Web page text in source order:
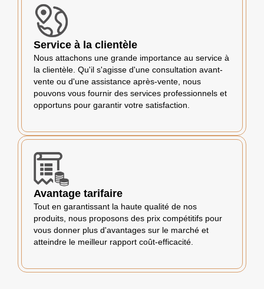
Service à la clientèle
Nous attachons une grande importance au service à
la clientèle. Qu'il s'agisse d'une consultation avant-
vente ou d'une assistance après-vente, nous
pouvons vous fournir des services professionnels et
opportuns pour garantir votre satisfaction.
Avantage tarifaire
Tout en garantissant la haute qualité de nos
produits, nous proposons des prix compétitifs pour
vous donner plus d'avantages sur le marché et
atteindre le meilleur rapport coût-efficacité.